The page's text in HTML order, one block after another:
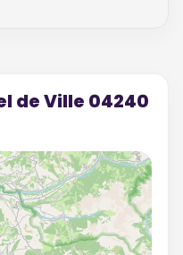
de Ville 04240